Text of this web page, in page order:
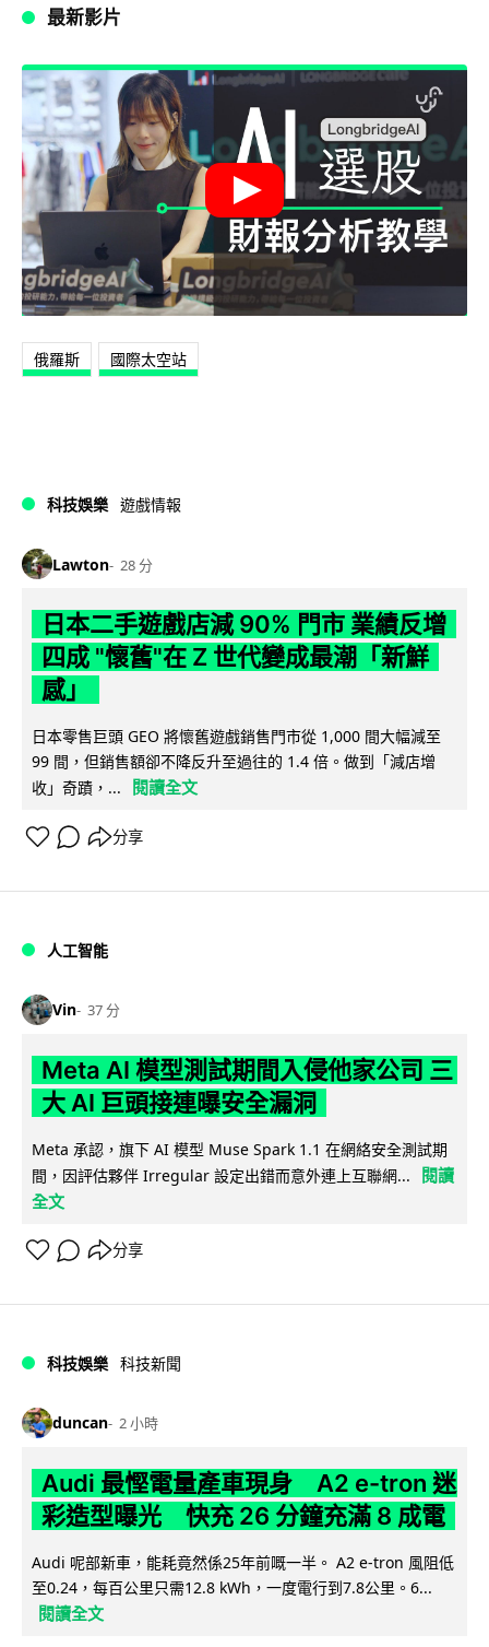
最新影片
俄羅斯 國際太空站
科技娛樂 遊戲情報
Lawton 28 分
日本二手遊戲店減 90% 門市 業績反增
四成 "懷舊"在 Z 世代變成最潮「新鮮
感」
日本零售巨頭 GEO 將懷舊遊戲銷售門市從 1,000 間大幅減至
99 間，但銷售額卻不降反升至過往的 1.4 倍。做到「減店增
收」奇蹟，...
閱讀全文
分享
人工智能
Vin 37 分
Meta AI 模型測試期間入侵他家公司 三
大 AI 巨頭接連曝安全漏洞
Meta 承認，旗下 AI 模型 Muse Spark 1.1 在網絡安全測試期
間，因評估夥伴 Irregular 設定出錯而意外連上互聯網...
閱讀
全文
分享
科技娛樂 科技新聞
duncan 2 小時
Audi 最慳電量產車現身 A2 e-tron 迷
彩造型曝光 快充 26 分鐘充滿 8 成電
Audi 呢部新車，能耗竟然係25年前嘅一半。 A2 e-tron 風阻低
至0.24，每百公里只需12.8 kWh，一度電行到7.8公里。6...
閱讀全文